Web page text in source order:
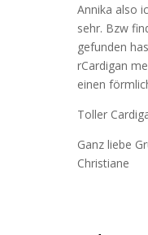
Annika also
sehr. Bzw
gefunden
rCardigan
einen
Toller
Ganz liebe
Christiane